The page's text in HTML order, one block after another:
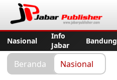
Nasional
Info
Jabar
Bandung
Beranda Nasional